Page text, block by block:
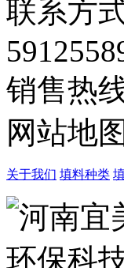
联系方
销售热
网站地
关于我们 填料种类